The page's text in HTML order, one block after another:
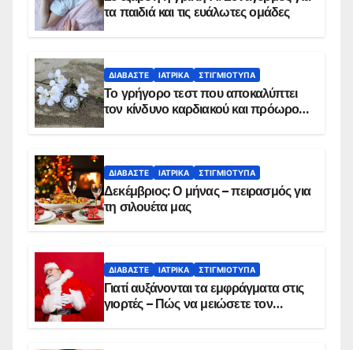
τα παιδιά και τις ευάλωτες ομάδες
ΔΙΑΒΆΣΤΕ ΙΑΤΡΙΚΆ ΣΤΙΓΜΙΌΤΥΠΑ
Το γρήγορο τεστ που αποκαλύπτει
τον κίνδυνο καρδιακού και πρόωρου
ΔΙΑΒΆΣΤΕ ΙΑΤΡΙΚΆ ΣΤΙΓΜΙΌΤΥΠΑ
Δεκέμβριος: Ο μήνας – πειρασμός για
τη σιλουέτα μας
ΔΙΑΒΆΣΤΕ ΙΑΤΡΙΚΆ ΣΤΙΓΜΙΌΤΥΠΑ
Γιατί αυξάνονται τα εμφράγματα στις
γιορτές – Πώς να μειώσετε τον